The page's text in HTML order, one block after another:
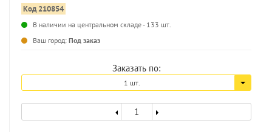
Код 210854
В наличии на центральном складе - 133 шт.
Ваш город: Под заказ
Заказать по:
1 шт.